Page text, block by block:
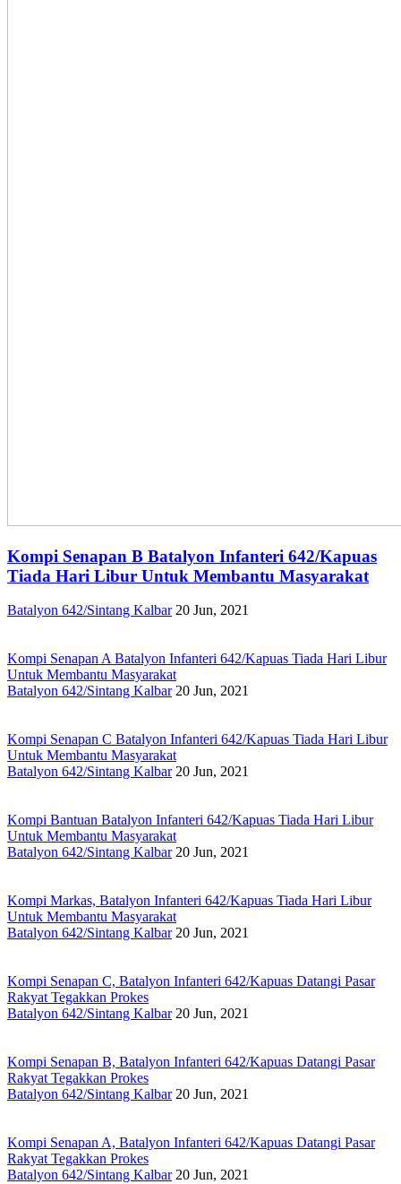
Kompi Senapan B Batalyon Infanteri 642/Kapuas
Tiada Hari Libur Untuk Membantu Masyarakat
Batalyon 642/Sintang Kalbar 20 Jun, 2021
Kompi Senapan A Batalyon Infanteri 642/Kapuas Tiada Hari Libur
Untuk Membantu Masyarakat
Batalyon 642/Sintang Kalbar 20 Jun, 2021
Kompi Senapan C Batalyon Infanteri 642/Kapuas Tiada Hari Libur
Untuk Membantu Masyarakat
Batalyon 642/Sintang Kalbar 20 Jun, 2021
Kompi Bantuan Batalyon Infanteri 642/Kapuas Tiada Hari Libur
Untuk Membantu Masyarakat
Batalyon 642/Sintang Kalbar 20 Jun, 2021
Kompi Markas, Batalyon Infanteri 642/Kapuas Tiada Hari Libur
Untuk Membantu Masyarakat
Batalyon 642/Sintang Kalbar 20 Jun, 2021
Kompi Senapan C, Batalyon Infanteri 642/Kapuas Datangi Pasar
Rakyat Tegakkan Prokes
Batalyon 642/Sintang Kalbar 20 Jun, 2021
Kompi Senapan B, Batalyon Infanteri 642/Kapuas Datangi Pasar
Rakyat Tegakkan Prokes
Batalyon 642/Sintang Kalbar 20 Jun, 2021
Kompi Senapan A, Batalyon Infanteri 642/Kapuas Datangi Pasar
Rakyat Tegakkan Prokes
Batalyon 642/Sintang Kalbar 20 Jun, 2021